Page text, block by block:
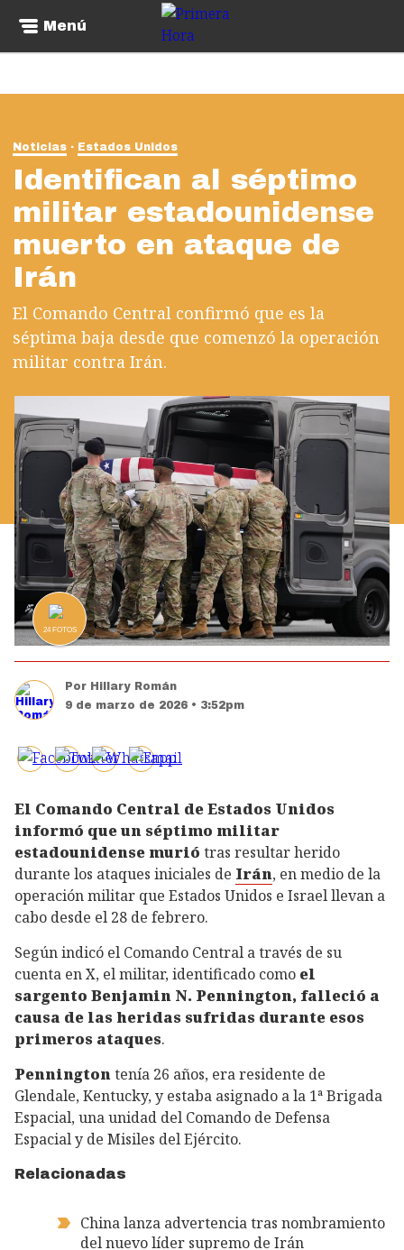
Menú
Noticias Estados Unidos
Identifican al séptimo
militar estadounidense
muerto en ataque de
Irán
El Comando Central confirmó que es la
séptima baja desde que comenzó la operación
militar contra Irán.
24FOTOS
Por Hillary Román
9 de marzo de 2026 • 3:52pm
El Comando Central de Estados Unidos
informó que un séptimo militar
estadounidense murió tras resultar herido
durante los ataques iniciales de Irán, en medio de la
operación militar que Estados Unidos e Israel llevan a
cabo desde el 28 de febrero.
Según indicó el Comando Central a través de su
cuenta en X, el militar, identificado como el
sargento Benjamin N. Pennington, falleció a
causa de las heridas sufridas durante esos
primeros ataques.
Penningtontenía 26 años, era residente de
Glendale, Kentucky, y estaba asignado a la 1ª Brigada
Espacial, una unidad del Comando de Defensa
Espacial y de Misiles del Ejército.
Relacionadas
China lanza advertencia tras nombramiento
del nuevo líder supremo de Irán